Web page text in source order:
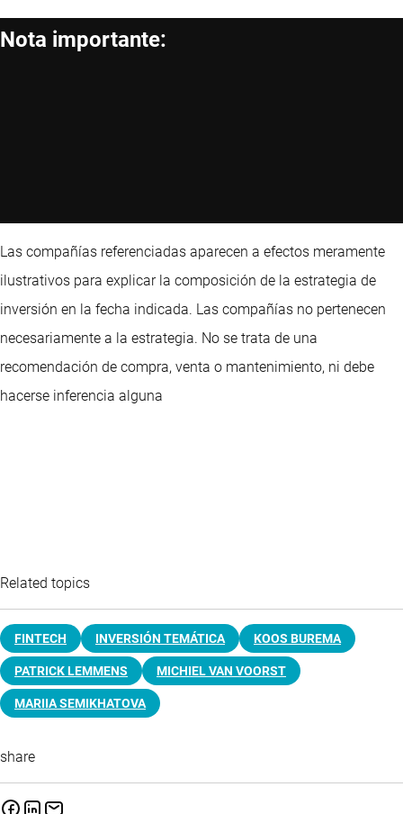
Nota importante:
Las compañías referenciadas aparecen a efectos meramente
ilustrativos para explicar la composición de la estrategia de
inversión en la fecha indicada. Las compañías no pertenecen
necesariamente a la estrategia. No se trata de una
recomendación de compra, venta o mantenimiento, ni debe
hacerse inferencia alguna
Related topics
FINTECH INVERSIÓN TEMÁTICA KOOS BUREMA
PATRICK LEMMENS MICHIEL VAN VOORST
MARIIA SEMIKHATOVA
share